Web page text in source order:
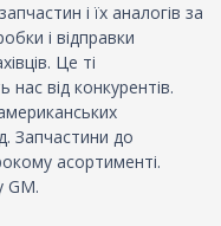
і їх аналогів за
і відправки
Це ті
нас від конкурентів.
Запчастини до
асортименті.
GM.